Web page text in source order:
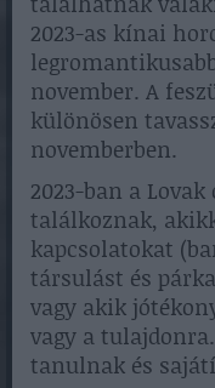
2023-as kínai
november. A
különösen
novemberben.
2023-ban a
találkoznak,
kapcsolatokat
társulást és
vagy akik
vagy a
tanulnak és